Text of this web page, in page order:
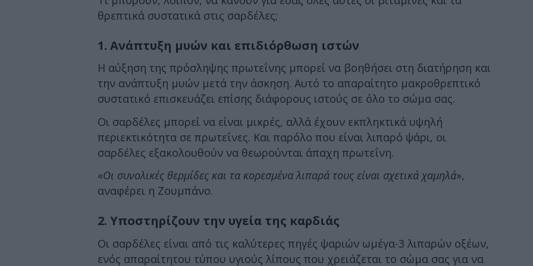
θρεπτικά συστατικά στις σαρδέλες;
1. Ανάπτυξη μυών και επιδιόρθωση ιστών
Η αύξηση της πρόσληψης πρωτεΐνης μπορεί να βοηθήσει στη διατήρηση και
την ανάπτυξη μυών μετά την άσκηση. Αυτό το απαραίτητο μακροθρεπτικό
συστατικό επισκευάζει επίσης διάφορους ιστούς σε όλο το σώμα σας.
Οι σαρδέλες μπορεί να είναι μικρές, αλλά έχουν εκπληκτικά υψηλή
περιεκτικότητα σε πρωτεΐνες. Και παρόλο που είναι λιπαρό ψάρι, οι
σαρδέλες εξακολουθούν να θεωρούνται άπαχη πρωτεΐνη.
«Οι συνολικές θερμίδες και τα κορεσμένα λιπαρά τους είναι σχετικά χαμηλά»,
αναφέρει η Ζουμπάνο.
2. Υποστηρίζουν την υγεία της καρδιάς
Οι σαρδέλες είναι από τις καλύτερες πηγές ψαριών ωμέγα-3 λιπαρών οξέων,
ενός απαραίτητου τύπου υγιούς λίπους που χρειάζεται το σώμα σας για να